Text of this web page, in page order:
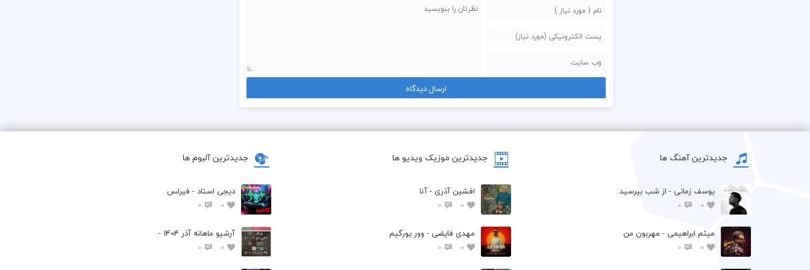
جدیدترین آهنگ ها
یوسف زمانی - از شب بپرسید
0
0
میثم ابراهیمی - مهربون من
0
0
جدیدترین موزیک ویدیو ها
افشین آذری - آنا
0
0
مهدی فایضی - وور یورگیم
0
0
جدیدترین آلبوم ها
دیجی استاد - فیرلس
0
0
آرشیو ماهانه آذر 1404 -
0
0